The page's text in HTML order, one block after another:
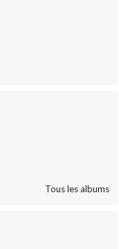
Tous les albums